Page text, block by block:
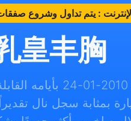
皇丰胸
نشئ اسم العقار الافتراضي لأول في :
بمثابة سجل نال